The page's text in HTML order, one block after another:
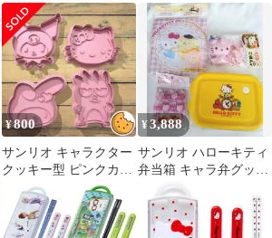
ーたいむ 保冷バッグ付
きランチボックス
にぎり ケース 弁当
箱 カオハナ
¥800
サンリオ キャラクター
クッキー型 ピンクカラ
ー 4点セット
¥3,888
サンリオ ハローキティ
弁当箱 キャラ弁グッズ
4セット